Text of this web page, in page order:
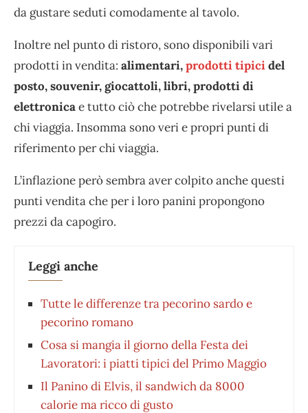
da gustare seduti comodamente al tavolo.
Inoltre nel punto di ristoro, sono disponibili vari
prodotti in vendita: alimentari,prodotti tipicidel
posto, souvenir, giocattoli, libri, prodotti di
elettronicae tutto ciò che potrebbe rivelarsi utile a
chi viaggia. Insomma sono veri e propri punti di
riferimento per chi viaggia.
L’inflazione però sembra aver colpito anche questi
punti vendita che per i loro panini propongono
prezzi da capogiro.
Leggi anche
Tutte le differenze tra pecorino sardo e
pecorino romano
Cosa si mangia il giorno della Festa dei
Lavoratori: i piatti tipici del Primo Maggio
Il Panino di Elvis, il sandwich da 8000
calorie ma ricco di gusto